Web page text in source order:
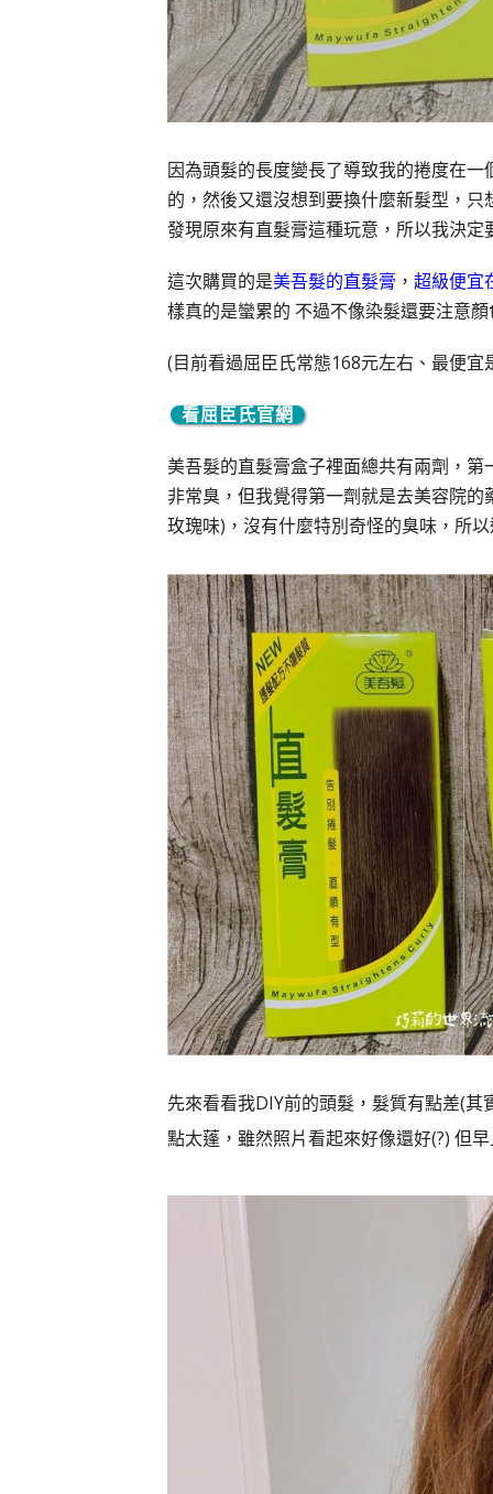
因為頭髮的長度變長了導致我的捲度在
的，然後又還沒想到要換什麼新髮型，
發現原來有直髮膏這種玩意，所以我決定
這次購買的是美吾髮的直髮膏 ， 超級便宜
樣真的是蠻累的 不過不像染髮還要注意
(目前看過屈臣氏常態168元左右、最便宜
看屈臣氏官網
美吾髮的直髮膏盒子裡面總共有兩劑，
非常臭，但我覺得第一劑就是去美容院
玫瑰味)，沒有什麼特別奇怪的臭味，所
先來看看我DIY前的頭髮，髮質有點差(
點太蓬，雖然照片看起來好像還好(?) 但